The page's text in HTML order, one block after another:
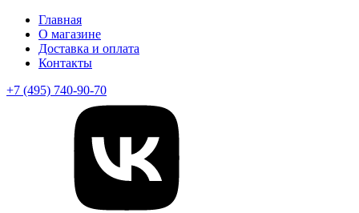
Главная
О магазине
Доставка и оплата
Контакты
+7 (495) 740-90-70